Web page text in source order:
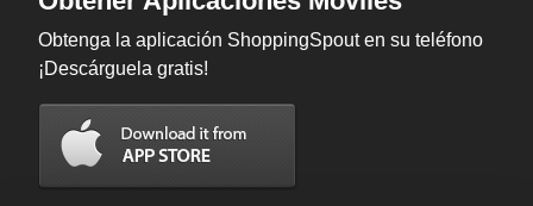
Obtenga la aplicación ShoppingSpout en su teléfono
¡Descárguela gratis!